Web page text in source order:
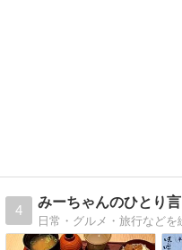
4
みーちゃんのひとり言